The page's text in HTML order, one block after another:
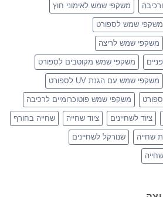
משקפי שמש לאימוני חוץ
משקפי שמש לספורט
משקפי שמש לריצה
משקפי שמש מקוטבים לספורט
משקפי שמש עם הגנת UV לספורט
משקפי שמש פוטוכרומיים לרכיבה
ציוד לשחיינים ציוד שחייה שחייה בחורף
שחייה שנורקל לשחיינים